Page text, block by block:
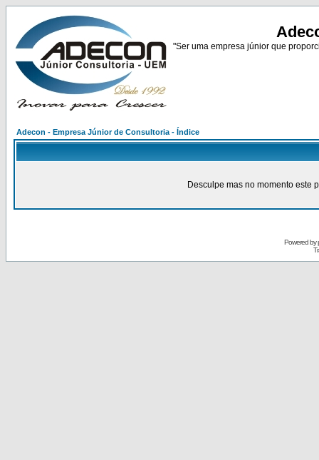
"Ser uma empresa júnior que
Adecon - Empresa Júnior de Consultoria - Índice
Desculpe mas no momento este
Powered by